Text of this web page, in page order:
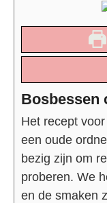
Bosbessen
Het recept
een oude
bezig zijn om
proberen. We
en de smaken